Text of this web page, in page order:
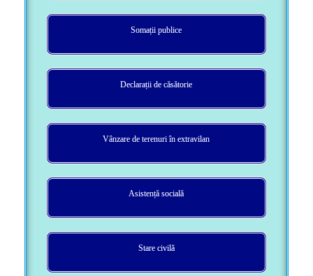
Somații publice
Declarații de căsătorie
Vânzare de terenuri în extravilan
Asistență socială
Stare civilă